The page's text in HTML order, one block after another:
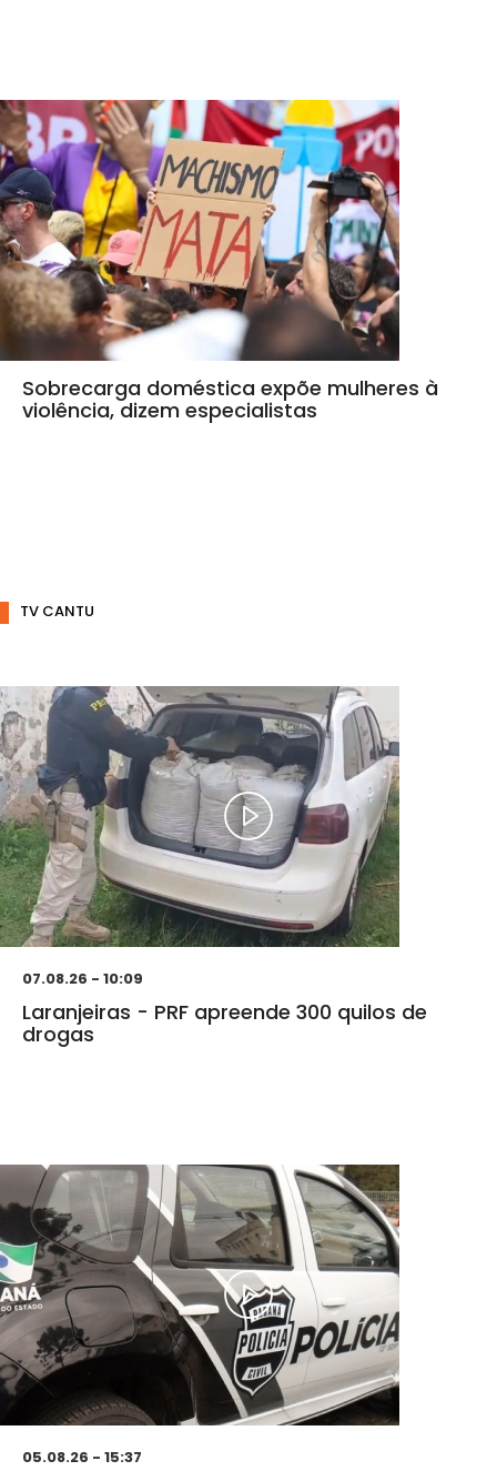
Sobrecarga doméstica expõe mulheres à
violência, dizem especialistas
TV CANTU
07.08.26 - 10:09
Laranjeiras - PRF apreende 300 quilos de
drogas
05.08.26 - 15:37